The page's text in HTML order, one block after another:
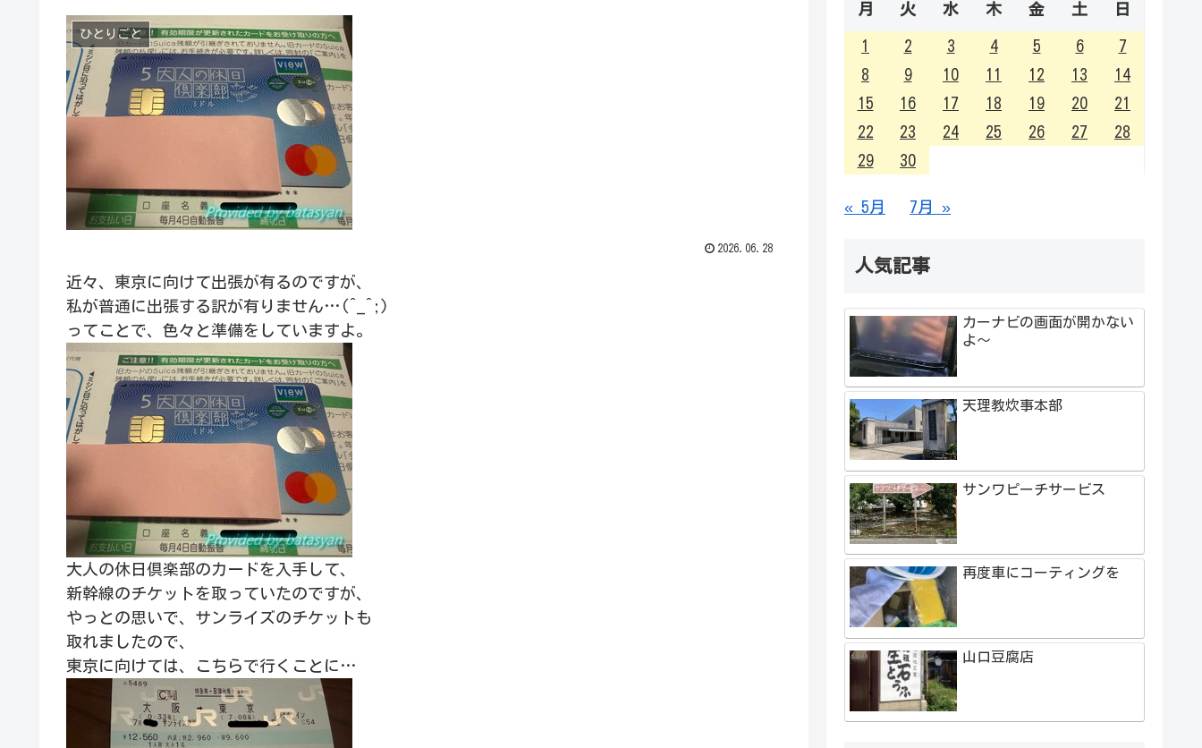
ひとりごと
2026.06.28
近々、東京に向けて出張が有るのですが、
私が普通に出張する訳が有りません…(^_^;)
ってことで、色々と準備をしていますよ。
大人の休日倶楽部のカードを入手して、
新幹線のチケットを取っていたのですが、
やっとの思いで、サンライズのチケットも
取れましたので、
東京に向けては、こちらで行くことに…
月 火 水 木 金 土 日
1 2 3 4 5 6
7
8
9 10 11 12 13
14
15
16 17 18 19 20
21
22
23 24 25 26 27
28
29
30
« 5月 7月 »
人気記事
カーナビの画面が開かない
よ～
天理教炊事本部
サンワピーチサービス
再度車にコーティングを
山口豆腐店